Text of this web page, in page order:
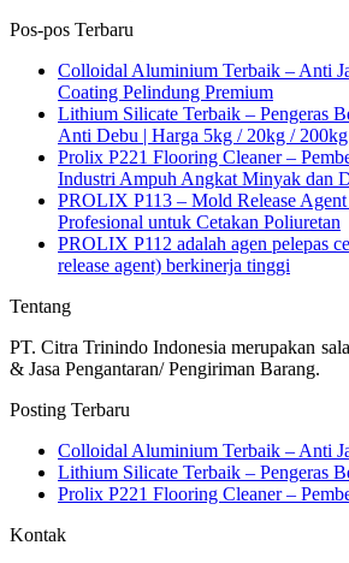
Pos-pos Terbaru
Colloidal Aluminium Terbaik – Anti
Coating Pelindung Premium
Lithium Silicate Terbaik – Pengeras
Anti Debu | Harga 5kg / 20kg / 200kg
Prolix P221 Flooring Cleaner –
Industri Ampuh Angkat Minyak dan
PROLIX P113 – Mold Release
Profesional untuk Cetakan Poliuretan
PROLIX P112 adalah agen pelepas
release agent) berkinerja tinggi
Tentang
PT. Citra Trinindo Indonesia merupakan
& Jasa Pengantaran/ Pengiriman Barang.
Posting Terbaru
Colloidal Aluminium Terbaik – Anti
Lithium Silicate Terbaik – Pengeras
Prolix P221 Flooring Cleaner –
Kontak